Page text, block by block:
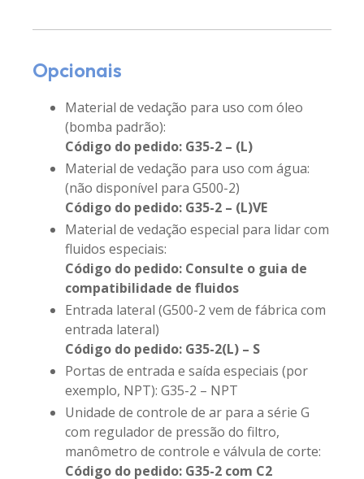
Opcionais
Material de vedação para uso com óleo
(bomba padrão):
Código do pedido: G35-2 – (L)
Material de vedação para uso com água:
(não disponível para G500-2)
Código do pedido: G35-2 – (L)VE
Material de vedação especial para lidar com
fluidos especiais:
Código do pedido: Consulte o guia de
compatibilidade de fluidos
Entrada lateral (G500-2 vem de fábrica com
entrada lateral)
Código do pedido: G35-2(L) – S
Portas de entrada e saída especiais (por
exemplo, NPT): G35-2 – NPT
Unidade de controle de ar para a série G
com regulador de pressão do filtro,
manômetro de controle e válvula de corte:
Código do pedido: G35-2 com C2